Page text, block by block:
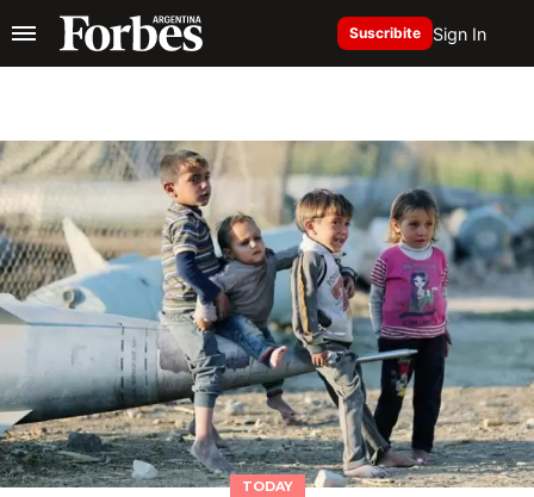
Suscribite Sign In
TODAY